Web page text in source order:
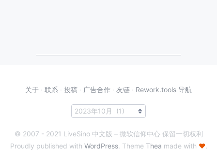
关于 · 联系 · 投稿 · 广告合作 · 友链 · Rework.tools 导航
© 2007 - 2021 LiveSino 中文版 – 微软信仰中心 保留一切权利
Proudly published with WordPress. Theme Thea made with ♥.